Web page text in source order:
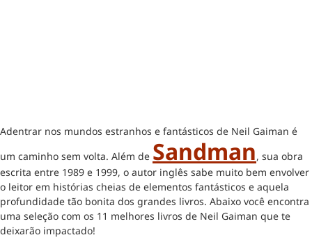
Adentrar nos mundos estranhos e fantásticos de Neil Gaiman é
um caminho sem volta. Além de Sandman, sua obra
escrita entre 1989 e 1999, o autor inglês sabe muito bem envolver
o leitor em histórias cheias de elementos fantásticos e aquela
profundidade tão bonita dos grandes livros. Abaixo você encontra
uma seleção com os 11 melhores livros de Neil Gaiman que te
deixarão impactado!